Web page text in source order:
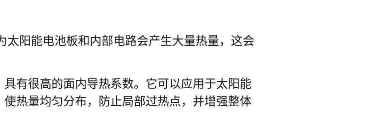
太阳能电池板和内部电路会产生大量热量，这会
有很高的面内导热系数。它可以应用于太阳能
热量均匀分布，防止局部过热点，并增强整体